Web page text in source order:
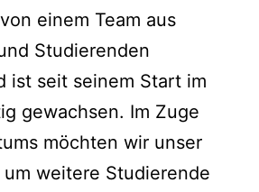
einem Team aus
Studierenden
ist seit seinem Start im
gewachsen. Im Zuge
möchten wir unser
weitere Studierende